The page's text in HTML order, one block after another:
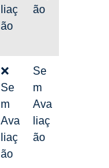
liaç
ão
ão
❌
Se
m
Ava
liaç
ão
Se
m
Ava
liaç
ão